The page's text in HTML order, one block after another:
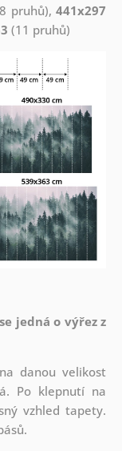
pruhů),441x297
(11 pruhů)
jedná o výřez z
danou velikost
Po klepnutí na
vzhled tapety.